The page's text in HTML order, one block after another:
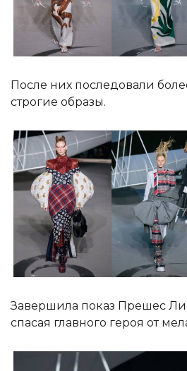
После них последовали
строгие образы.
Завершила показ Прешес Ли
спасая главного героя от